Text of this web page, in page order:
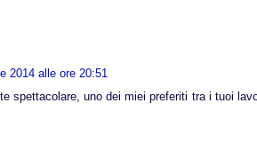
2014 alle ore 20:51
spettacolare, uno dei miei preferiti tra i tuoi